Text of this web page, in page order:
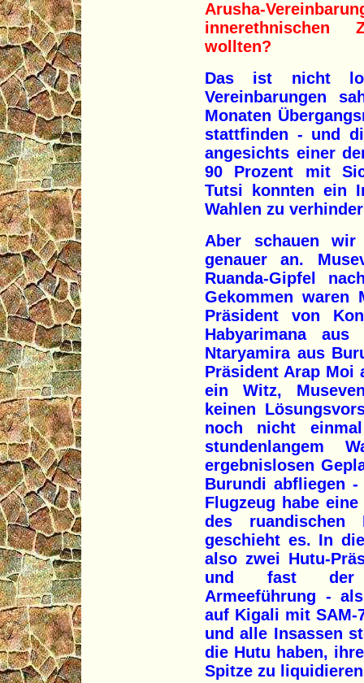
Arusha-
innerethnischen
wollten?
Das ist nicht
Vereinbarungen
Monaten
stattfinden - und
angesichts einer
90 Prozent mit
Tutsi konnten ein
Wahlen zu
Aber schauen
genauer an.
Ruanda-Gipfel
Gekommen waren
Präsident von
Habyarimana aus
Ntaryamira aus
Präsident Arap Moi
ein Witz,
keinen
noch nicht
stundenlangem
ergebnislosen
Burundi abfliegen
Flugzeug habe
des ruandischen
geschieht es. In
also zwei Hutu-
und fast der
Armeeführung -
auf Kigali mit SAM-
und alle Insassen
die Hutu haben,
Spitze zu